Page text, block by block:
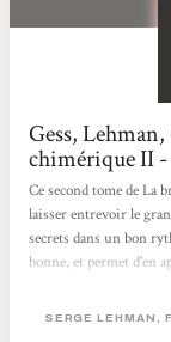
Gess,
chimérique II
Ce second tome de La
laisser entrevoir le
secrets dans un bon
bonne, et permet d'en
retrouve les traits
SERGE LEHMAN,